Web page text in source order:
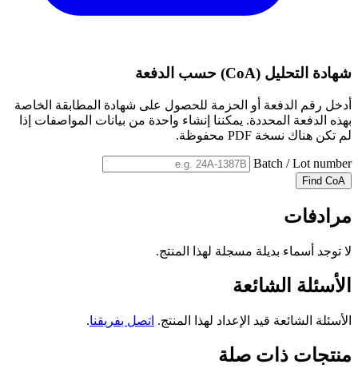
شهادة التحليل (CoA) حسب الدفعة
أدخل رقم الدفعة أو الحزمة للحصول على شهادة المطابقة الخاصة
بهذه الدفعة المحددة. يمكننا إنشاء واحدة من بيانات المواصفات إذا
لم تكن هناك نسخة PDF محفوظة.
Batch / Lot number
Find CoA
مرادفات
لا توجد أسماء بديلة مسجلة لهذا المنتج.
الأسئلة الشائعة
الأسئلة الشائعة قيد الإعداد لهذا المنتج. اتصل بفريقنا.
منتجات ذات صلة